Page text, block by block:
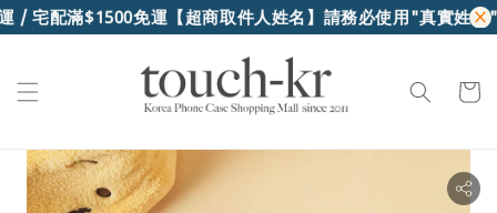
/ 宅配滿$1500免運【超商取件人姓名】請務必使用"真實姓名